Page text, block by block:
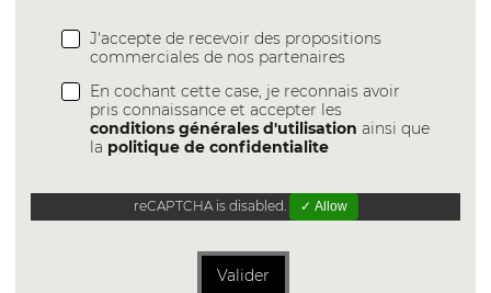
J'accepte de recevoir des propositions
commerciales de nos partenaires
En cochant cette case, je reconnais avoir
pris connaissance et accepter les
conditions générales d'utilisation ainsi que
la politique de confidentialite
reCAPTCHA is disabled. ✓ Allow
Valider